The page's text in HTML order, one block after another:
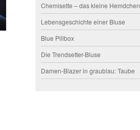
Chemisette – das kleine Hemdchen
Lebensgeschichte einer Bluse
Blue Pillbox
Die Trendsetter-Bluse
Damen-Blazer in graublau: Taube